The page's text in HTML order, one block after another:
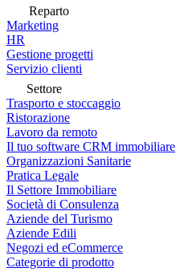
Reparto
Marketing
HR
Gestione progetti
Servizio clienti
Settore
Trasporto e stoccaggio
Ristorazione
Lavoro da remoto
Il tuo software CRM immobiliare
Organizzazioni Sanitarie
Pratica Legale
Il Settore Immobiliare
Società di Consulenza
Aziende del Turismo
Aziende Edili
Negozi ed eCommerce
Categorie di prodotto